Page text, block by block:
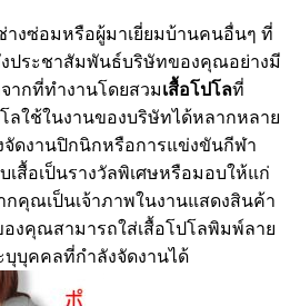
งซ่อมหรือผู้มาเยี่ยมบ้านคนอื่นๆ ที่
ประชาสัมพันธ์บริษัทของคุณอย่างมี
ากที่ทำงานโดยสวมเสื้อโปโลที่
ลใช้ในงานของบริษัทได้หลากหลาย
ดงานปิกนิกหรือการแข่งขันกีฬา
สื้อเป็นรางวัลพิเศษหรือมอบให้แก่
คุณเป็นเจ้าภาพในงานแสดงสินค้า
งคุณสามารถใส่เสื้อโปโลพิมพ์ลาย
บุบุคคลที่กำลังจัดงานได้